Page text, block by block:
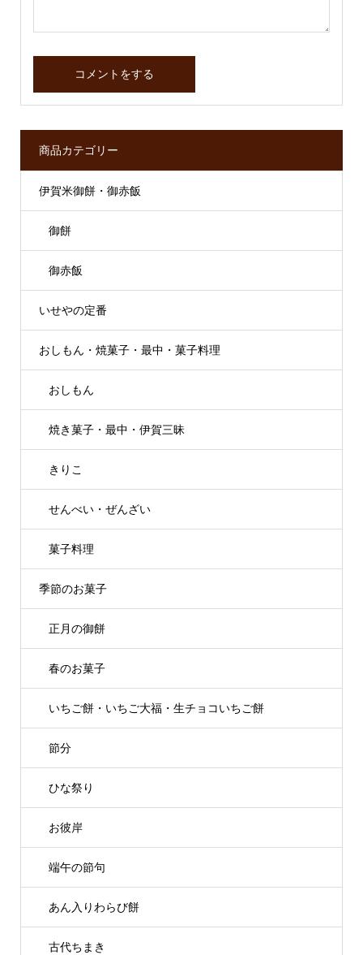
商品カテゴリー
伊賀米御餅・御赤飯
御餅
御赤飯
いせやの定番
おしもん・焼菓子・最中・菓子料理
おしもん
焼き菓子・最中・伊賀三昧
きりこ
せんべい・ぜんざい
菓子料理
季節のお菓子
正月の御餅
春のお菓子
いちご餅・いちご大福・生チョコいちご餅
節分
ひな祭り
お彼岸
端午の節句
あん入りわらび餅
古代ちまき